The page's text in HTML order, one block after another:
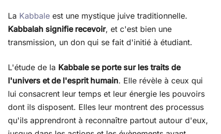
La Kabbale est une mystique juive traditionnelle.
Kabbalah signifie recevoir, et c'est bien une
transmission, un don qui se fait d'initié à étudiant.
L'étude de la Kabbale se porte sur les traits de
l'univers et de l'esprit humain. Elle révèle à ceux qui
lui consacrent leur temps et leur énergie les pouvoirs
dont ils disposent. Elles leur montrent des processus
qu'ils apprendront à reconnaître partout autour d'eux,